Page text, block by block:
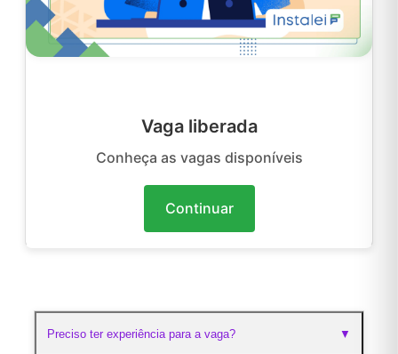
Vaga liberada
Conheça as vagas disponíveis
Continuar
Preciso ter experiência para a vaga? ▼